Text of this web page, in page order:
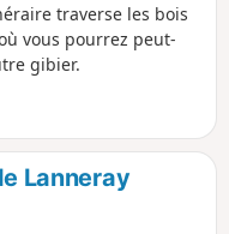
traverse les bois
vous pourrez peut-
gibier.
Lanneray